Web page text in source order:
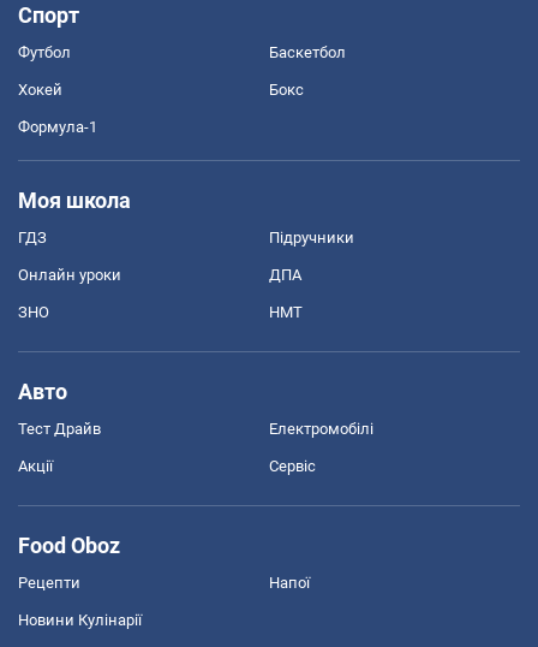
Спорт
Футбол Баскетбол
Хокей Бокс
Формула-1
Моя школа
ГДЗ Підручники
Онлайн уроки ДПА
ЗНО НМТ
Авто
Тест Драйв Електромобілі
Акції Сервіс
Food Oboz
Рецепти Напої
Новини Кулінарії